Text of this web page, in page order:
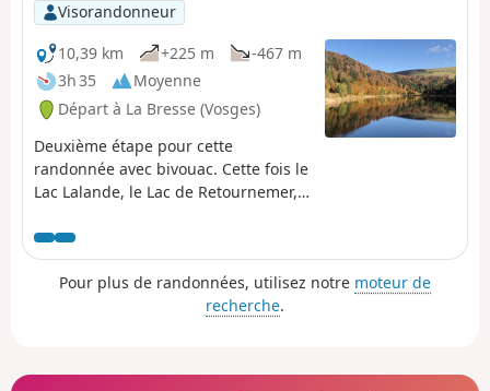
Visorandonneur
10,39 km
+225 m
-467 m
3h 35
Moyenne
Départ à La Bresse (Vosges)
Deuxième étape pour cette
randonnée avec bivouac. Cette fois le
Lac Lalande, le Lac de Retournemer,
Cascade de Retournemer seront sur
votre parcours pour vous faire
découvrir de magnifiques couleurs.
Pour plus de randonnées, utilisez notre moteur de
recherche.